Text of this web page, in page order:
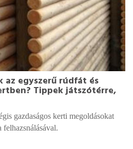
az egyszerű rúdfát és
Tippek játszótérre,
gazdaságos kerti megoldásokat